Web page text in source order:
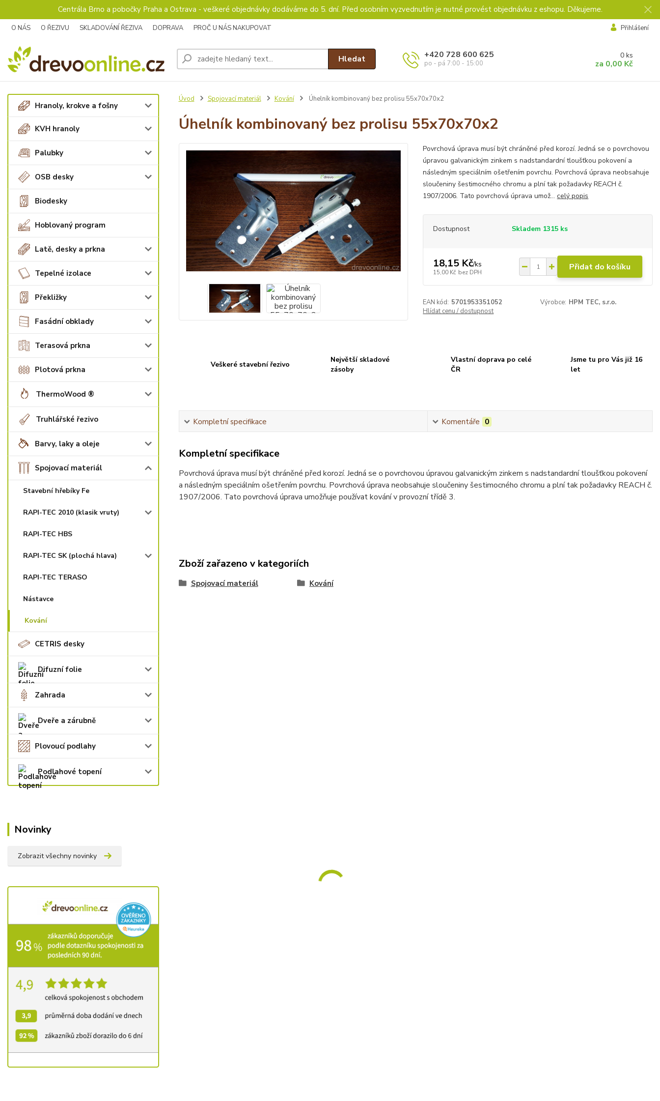
Centrála Brno a pobočky Praha a Ostrava - veškeré objednávky dodáváme do 5. dní. Před osobním vyzvednutím je nutné provést objednávku z eshopu. Děkujeme.
O NÁS O ŘEZIVU SKLADOVÁNÍ ŘEZIVA DOPRAVA PROČ U NÁS NAKUPOVAT Přihlášení
Hledat +420 728 600 625
po - pá 7:00 - 15:00
0 ks
za 0,00 Kč
Hranoly, krokve a fošny
KVH hranoly
Palubky
OSB desky
Biodesky
Hoblovaný program
Latě, desky a prkna
Tepelné izolace
Překližky
Fasádní obklady
Terasová prkna
Plotová prkna
ThermoWood ®
Truhlářské řezivo
Barvy, laky a oleje
Spojovací materiál
Stavební hřebíky Fe
RAPI-TEC 2010 (klasik vruty)
RAPI-TEC HBS
RAPI-TEC SK (plochá hlava)
RAPI-TEC TERASO
Nástavce
Kování
CETRIS desky
Difuzní folie
Zahrada
Dveře a zárubně
Plovoucí podlahy
Podlahové topení
Novinky
Zobrazit všechny novinky
Úvod Spojovací materiál Kování Úhelník kombinovaný bez prolisu 55x70x70x2
Úhelník kombinovaný bez prolisu 55x70x70x2
Povrchová úprava musí být chráněné před korozí. Jedná se o povrchovou
úpravou galvanickým zinkem s nadstandardní tloušťkou pokovení a
následným speciálním ošetřením povrchu. Povrchová úprava neobsahuje
sloučeniny šestimocného chromu a plní tak požadavky REACH č.
1907/2006. Tato povrchová úprava umož...celý popis
Dostupnost Skladem 1315 ks
18,15 Kč/ks
15,00 Kč bez DPH Přidat do košíku
EAN kód: 5701953351052 Výrobce: HPM TEC, s.r.o.
Hlídat cenu / dostupnost
Veškeré stavební řezivo
Největší skladové
zásoby
Vlastní doprava po celé
ČR
Jsme tu pro Vás již 16
let
Kompletní specifikace Komentáře 0
Kompletní specifikace
Povrchová úprava musí být chráněné před korozí. Jedná se o povrchovou úpravou galvanickým zinkem s nadstandardní tloušťkou pokovení
a následným speciálním ošetřením povrchu. Povrchová úprava neobsahuje sloučeniny šestimocného chromu a plní tak požadavky REACH č.
1907/2006. Tato povrchová úprava umožňuje používat kování v provozní třídě 3.
Zboží zařazeno v kategoriích
Spojovací materiál Kování